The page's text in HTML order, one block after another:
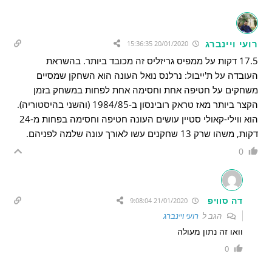
רועי ויינברג
17.5 דקות על ממפיס גריזליס זה מכובד ביותר. בהשראת
העובדה על ת'ייבול: נרלנס נואל העונה הוא השחקן שמסיים
משחקים על חטיפה אחת וחסימה אחת לפחות במשחק בזמן
הקצר ביותר מאז טראק רובינסון ב-1984/85 (והשני בהיסטוריה).
הוא ווילי-קאולי סטיין עושים העונה חטיפה וחסימה בפחות מ-24
דקות, משהו שרק 13 שחקנים עשו לאורך עונה שלמה לפניהם.
0
דה סוויפ 21/01/2020 9:08:04
הגב לרועי ויינברג
וואו זה נתון מעולה
0